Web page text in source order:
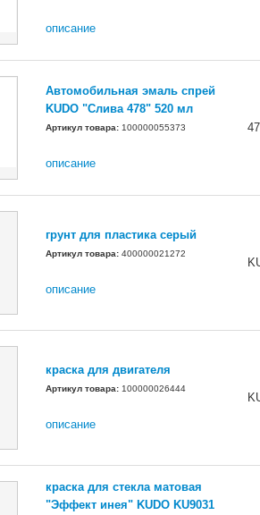
описание
Автомобильная эмаль спрей
KUDO "Слива 478" 520 мл
Артикул товара: 100000055373
описание
грунт для пластика серый
Артикул товара: 400000021272
описание
краска для двигателя
Артикул товара: 100000026444
описание
краска для стекла матовая
"Эффект инея" KUDO KU9031